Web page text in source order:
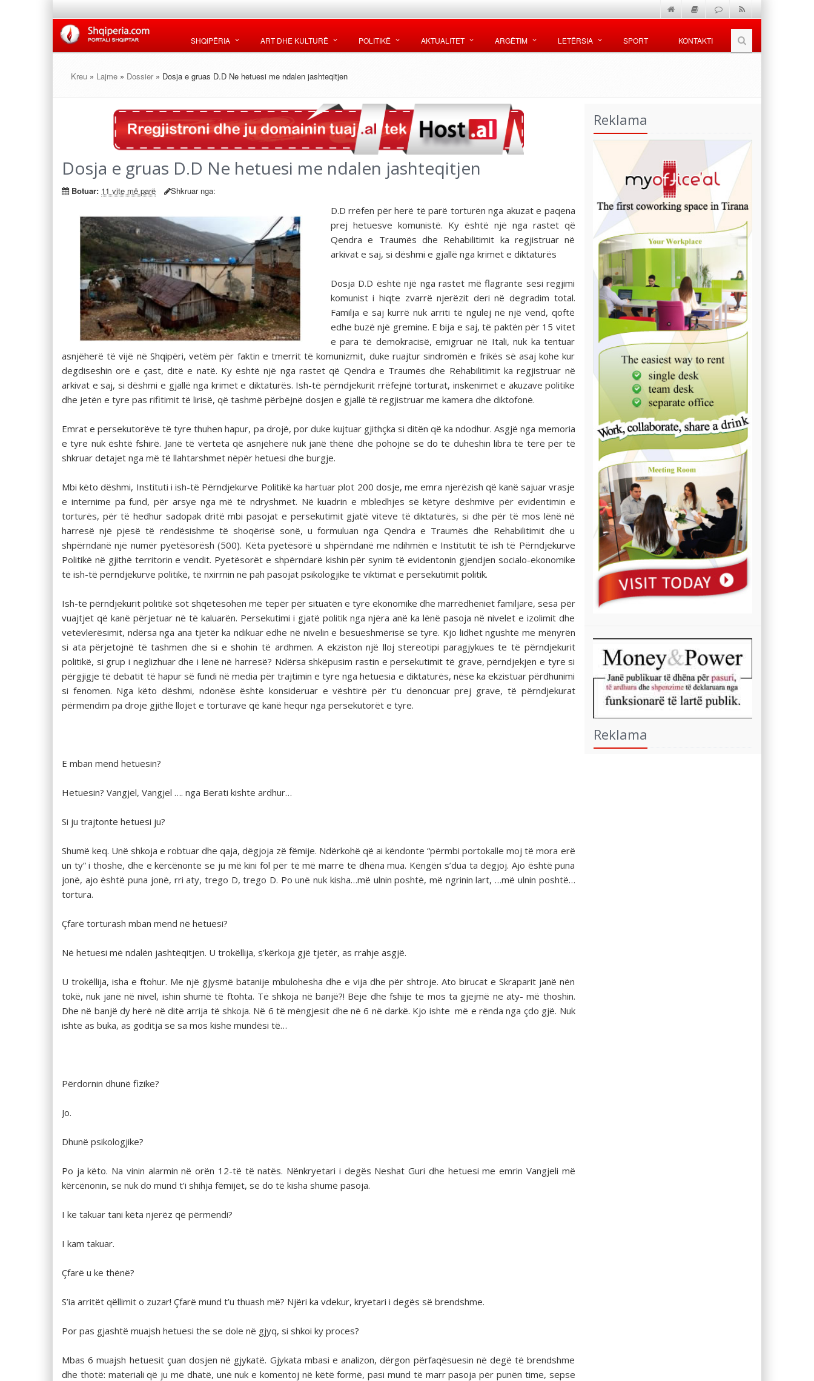
SHQIPËRIA ART DHE KULTURË POLITIKË AKTUALITET ARGËTIM LETËRSIA SPORT KONTAKTI
Kreu » Lajme » Dossier » Dosja e gruas D.D Ne hetuesi me ndalen jashteqitjen
Dosja e gruas D.D Ne hetuesi me ndalen jashteqitjen
Botuar: 11 vite më parë Shkruar nga:
D.D rrëfen për herë të parë torturën nga akuzat e paqena
prej hetuesve komunistë. Ky është një nga rastet që
Qendra e Traumës dhe Rehabilitimit ka regjistruar në
arkivat e saj, si dëshmi e gjallë nga krimet e diktaturës
Dosja D.D është një nga rastet më flagrante sesi regjimi
komunist i hiqte zvarrë njerëzit deri në degradim total.
Familja e saj kurrë nuk arriti të ngulej në një vend, qoftë
edhe buzë një gremine. E bija e saj, të paktën për 15 vitet
e para të demokracisë, emigruar në Itali, nuk ka tentuar
asnjëherë të vijë në Shqipëri, vetëm për faktin e tmerrit të komunizmit, duke ruajtur sindromën e frikës së asaj kohe kur
degdiseshin orë e çast, ditë e natë. Ky është një nga rastet që Qendra e Traumës dhe Rehabilitimit ka regjistruar në
arkivat e saj, si dëshmi e gjallë nga krimet e diktaturës. Ish-të përndjekurit rrëfejnë torturat, inskenimet e akuzave politike
dhe jetën e tyre pas rifitimit të lirisë, që tashmë përbëjnë dosjen e gjallë të regjistruar me kamera dhe diktofonë.
Emrat e persekutorëve të tyre thuhen hapur, pa drojë, por duke kujtuar gjithçka si ditën që ka ndodhur. Asgjë nga memoria
e tyre nuk është fshirë. Janë të vërteta që asnjëherë nuk janë thënë dhe pohojnë se do të duheshin libra të tërë për të
shkruar detajet nga më të llahtarshmet nëpër hetuesi dhe burgje.
Mbi këto dëshmi, Instituti i ish-të Përndjekurve Politikë ka hartuar plot 200 dosje, me emra njerëzish që kanë sajuar vrasje
e internime pa fund, për arsye nga më të ndryshmet. Në kuadrin e mbledhjes së këtyre dëshmive për evidentimin e
torturës, për të hedhur sadopak dritë mbi pasojat e persekutimit gjatë viteve të diktaturës, si dhe për të mos lënë në
harresë një pjesë të rëndësishme të shoqërisë sonë, u formuluan nga Qendra e Traumës dhe Rehabilitimit dhe u
shpërndanë një numër pyetësorësh (500). Këta pyetësorë u shpërndanë me ndihmën e Institutit të ish të Përndjekurve
Politikë në gjithë territorin e vendit. Pyetësorët e shpërndarë kishin për synim të evidentonin gjendjen socialo-ekonomike
të ish-të përndjekurve politikë, të nxirrnin në pah pasojat psikologjike te viktimat e persekutimit politik.
Ish-të përndjekurit politikë sot shqetësohen më tepër për situatën e tyre ekonomike dhe marrëdhëniet familjare, sesa për
vuajtjet që kanë përjetuar në të kaluarën. Persekutimi i gjatë politik nga njëra anë ka lënë pasoja në nivelet e izolimit dhe
vetëvlerësimit, ndërsa nga ana tjetër ka ndikuar edhe në nivelin e besueshmërisë së tyre. Kjo lidhet ngushtë me mënyrën
si ata përjetojnë të tashmen dhe si e shohin të ardhmen. A ekziston një lloj stereotipi paragjykues te të përndjekurit
politikë, si grup i neglizhuar dhe i lënë në harresë? Ndërsa shkëpusim rastin e persekutimit të grave, përndjekjen e tyre si
përgjigje të debatit të hapur së fundi në media për trajtimin e tyre nga hetuesia e diktaturës, nëse ka ekzistuar përdhunimi
si fenomen. Nga këto dëshmi, ndonëse është konsideruar e vështirë për t’u denoncuar prej grave, të përndjekurat
përmendim pa droje gjithë llojet e torturave që kanë hequr nga persekutorët e tyre.
E mban mend hetuesin?
Hetuesin? Vangjel, Vangjel …. nga Berati kishte ardhur…
Si ju trajtonte hetuesi ju?
Shumë keq. Unë shkoja e robtuar dhe qaja, dëgjoja zë fëmije. Ndërkohë që ai këndonte “përmbi portokalle moj të mora erë
un ty” i thoshe, dhe e kërcënonte se ju më kini fol për të më marrë të dhëna mua. Këngën s’dua ta dëgjoj. Ajo është puna
jonë, ajo është puna jonë, rri aty, trego D, trego D. Po unë nuk kisha…më ulnin poshtë, më ngrinin lart, …më ulnin poshtë…
tortura.
Çfarë torturash mban mend në hetuesi?
Në hetuesi më ndalën jashtëqitjen. U trokëllija, s’kërkoja gjë tjetër, as rrahje asgjë.
U trokëllija, isha e ftohur. Me një gjysmë batanije mbulohesha dhe e vija dhe për shtroje. Ato birucat e Skraparit janë nën
tokë, nuk janë në nivel, ishin shumë të ftohta. Të shkoja në banjë?! Bëje dhe fshije të mos ta gjejmë ne aty- më thoshin.
Dhe në banjë dy herë në ditë arrija të shkoja. Në 6 të mëngjesit dhe në 6 në darkë. Kjo ishte më e rënda nga çdo gjë. Nuk
ishte as buka, as goditja se sa mos kishe mundësi të…
Përdornin dhunë fizike?
Jo.
Dhunë psikologjike?
Po ja këto. Na vinin alarmin në orën 12-të të natës. Nënkryetari i degës Neshat Guri dhe hetuesi me emrin Vangjeli më
kërcënonin, se nuk do mund t’i shihja fëmijët, se do të kisha shumë pasoja.
I ke takuar tani këta njerëz që përmendi?
I kam takuar.
Çfarë u ke thënë?
S’ia arritët qëllimit o zuzar! Çfarë mund t’u thuash më? Njëri ka vdekur, kryetari i degës së brendshme.
Por pas gjashtë muajsh hetuesi the se dole në gjyq, si shkoi ky proces?
Mbas 6 muajsh hetuesit çuan dosjen në gjykatë. Gjykata mbasi e analizon, dërgon përfaqësuesin në degë të brendshme
dhe thotë: materiali që ju më dhatë, unë nuk e komentoj në këtë formë, pasi mund të marr pasoja për punën time, sepse
Reklama
Reklama